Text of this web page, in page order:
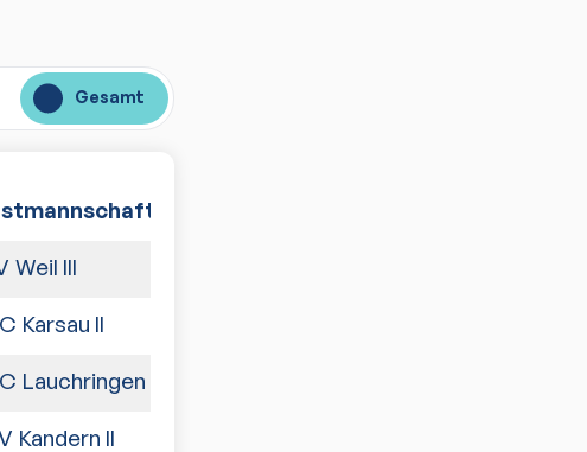
Gesamt
Weil III
Karsau II
Lauchringen
Kandern II